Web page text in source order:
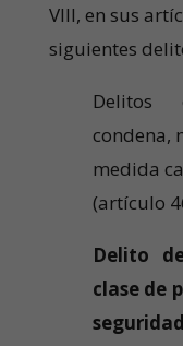
VIII, en sus
siguientes
Delitos
condena,
medida
(artículo
Delito
clase de